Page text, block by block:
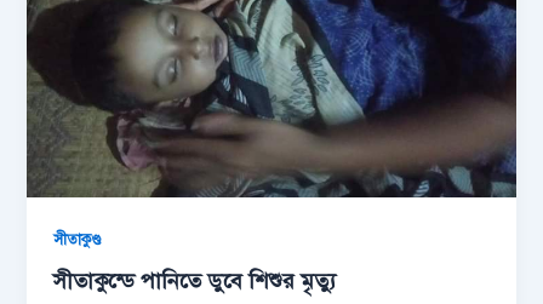
সীতাকুণ্ড
সীতাকুন্ডে পানিতে ডুবে শিশুর মৃত্যু